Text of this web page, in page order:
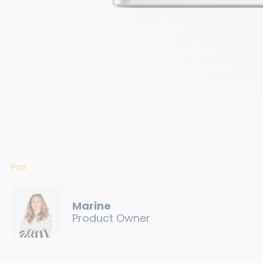
Par
Marine
Product Owner